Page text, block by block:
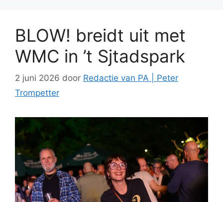
BLOW! breidt uit met
WMC in ’t Sjtadspark
2 juni 2026 door Redactie van PA | Peter
Trompetter